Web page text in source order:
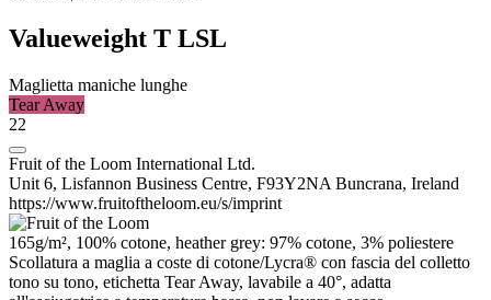
Valueweight T LSL
Maglietta maniche lunghe
Tear Away
22
Fruit of the Loom International Ltd.
Unit 6, Lisfannon Business Centre, F93Y2NA Buncrana, Ireland
https://www.fruitoftheloom.eu/s/imprint
165g/m², 100% cotone, heathergrey: 97% cotone, 3% poliestere
Scollatura a maglia a coste di cotone/Lycra® con fascia del colletto
tono su tono, etichetta Tear Away, lavabile a 40°, adatta